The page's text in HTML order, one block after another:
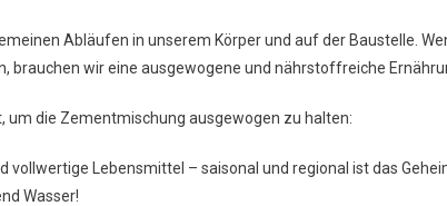
Abläufen in unserem Körper und auf der Baustelle.
brauchen wir eine ausgewogene und nährstoffreiche
um die Zementmischung ausgewogen zu halten:
vollwertige Lebensmittel – saisonal und regional ist das
Wasser!